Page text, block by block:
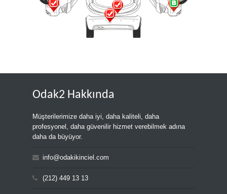
Odak2 Hakkında
Müşterilerimize daha iyi, daha kaliteli, daha
profesyonel, daha güvenilir hizmet verebilmek adına
daha da büyüyor.
info@odakikinciel.com
(212) 449 13 13